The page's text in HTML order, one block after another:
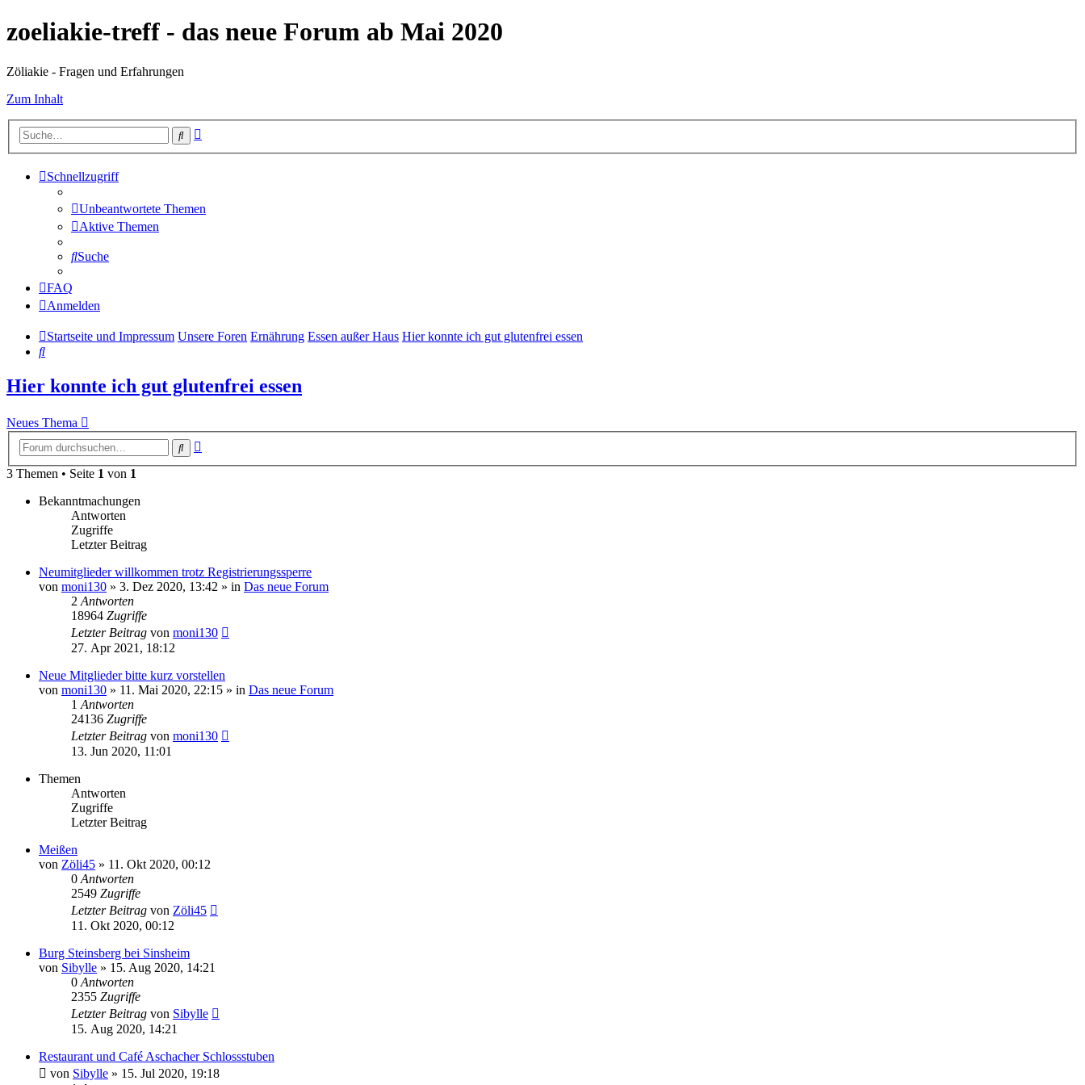
zoeliakie-treff - das neue Forum ab Mai 2020
Zöliakie - Fragen und Erfahrungen
Zum Inhalt
Suche
Schnellzugriff
Unbeantwortete Themen
Aktive Themen
Suche
FAQ
Anmelden
Startseite und Impressum Unsere Foren Ernährung Essen außer Haus Hier konnte ich gut glutenfrei essen
Suche
Hier konnte ich gut glutenfrei essen
Neues Thema
Suche
3 Themen • Seite 1 von 1
Bekanntmachungen
Antworten
Zugriffe
Letzter Beitrag
Neumitglieder willkommen trotz Registrierungssperre
von moni130 » 3. Dez 2020, 13:42 » in Das neue Forum
2 Antworten
18964 Zugriffe
Letzter Beitrag von moni130
27. Apr 2021, 18:12
Neue Mitglieder bitte kurz vorstellen
von moni130 » 11. Mai 2020, 22:15 » in Das neue Forum
1 Antworten
24136 Zugriffe
Letzter Beitrag von moni130
13. Jun 2020, 11:01
Themen
Antworten
Zugriffe
Letzter Beitrag
Meißen
von Zöli45 » 11. Okt 2020, 00:12
0 Antworten
2549 Zugriffe
Letzter Beitrag von Zöli45
11. Okt 2020, 00:12
Burg Steinsberg bei Sinsheim
von Sibylle » 15. Aug 2020, 14:21
0 Antworten
2355 Zugriffe
Letzter Beitrag von Sibylle
15. Aug 2020, 14:21
Restaurant und Café Aschacher Schlossstuben
von Sibylle » 15. Jul 2020, 19:18